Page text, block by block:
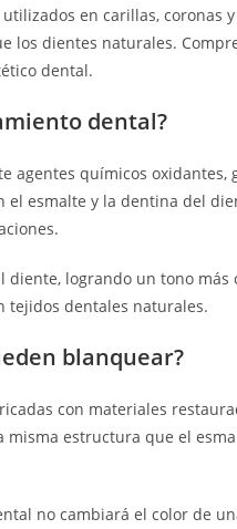
en carillas, coronas
los dientes naturales.
dental.
dental?
agentes químicos
el esmalte y la dentina del
diente, logrando un tono
tejidos dentales naturales.
blanquear?
con materiales
estructura que el
no cambiará el color de